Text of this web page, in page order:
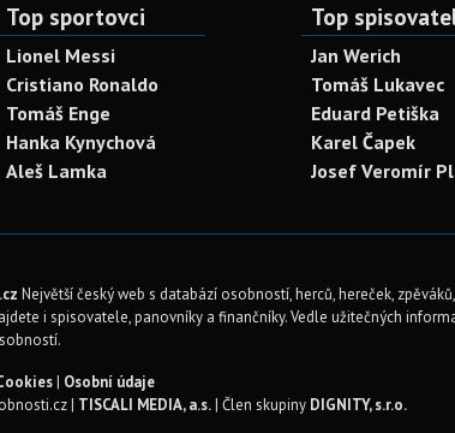
Top sportovci
Lionel Messi
Cristiano Ronaldo
Tomáš Enge
Hanka Kynychová
Aleš Lamka
Top
Jan Werich
Tomáš Lukavec
Eduard Petiška
Karel Čapek
Josef Veromír
Největší český web s databází osobností, herců, hereček,
i spisovatele, panovníky a finančníky. Vedle užitečných
| Osobní údaje
| TISCALI MEDIA, a.s.| Člen skupiny DIGNITY, s.r.o.